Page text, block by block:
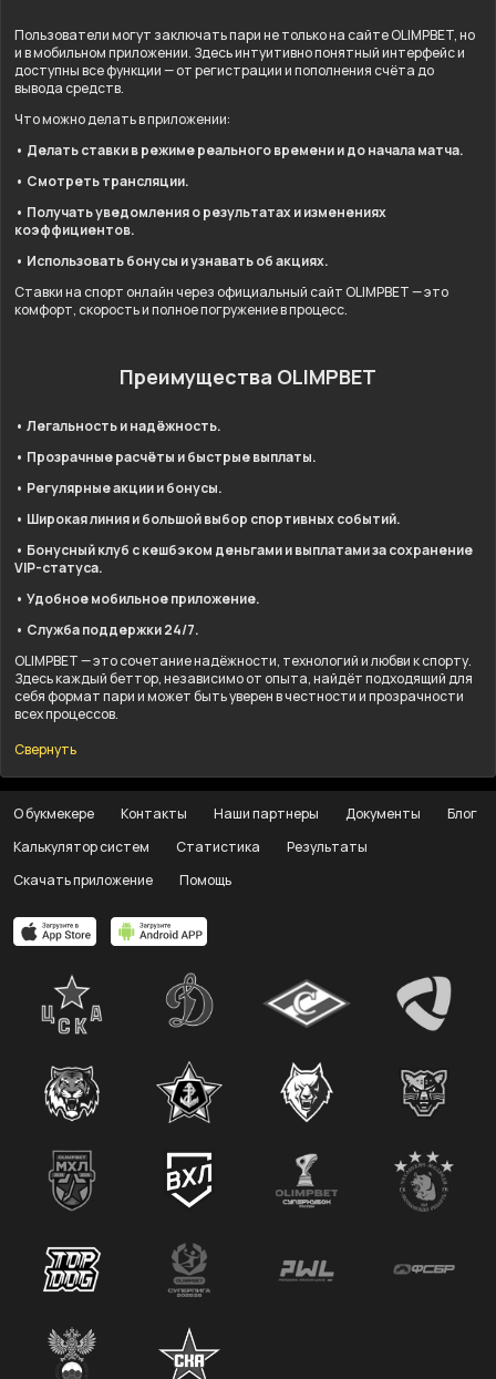
Пользователи могут заключать пари не только на сайте OLIMPBET, но
и в мобильном приложении. Здесь интуитивно понятный интерфейс и
доступны все функции — от регистрации и пополнения счёта до
вывода средств.
Что можно делать в приложении:
• Делать ставки в режиме реального времени и до начала матча.
• Смотреть трансляции.
• Получать уведомления о результатах и изменениях
коэффициентов.
• Использовать бонусы и узнавать об акциях.
Ставки на спорт онлайн через официальный сайт OLIMPBET — это
комфорт, скорость и полное погружение в процесс.
Преимущества OLIMPBET
• Легальность и надёжность.
• Прозрачные расчёты и быстрые выплаты.
• Регулярные акции и бонусы.
• Широкая линия и большой выбор спортивных событий.
• Бонусный клуб с кешбэком деньгами и выплатами за сохранение
VIP-статуса.
• Удобное мобильное приложение.
• Служба поддержки 24/7.
OLIMPBET — это сочетание надёжности, технологий и любви к спорту.
Здесь каждый беттор, независимо от опыта, найдёт подходящий для
себя формат пари и может быть уверен в честности и прозрачности
всех процессов.
Свернуть
О букмекере Контакты Наши партнеры Документы
Блог
Калькулятор систем
Статистика
Результаты
Скачать приложение
Помощь